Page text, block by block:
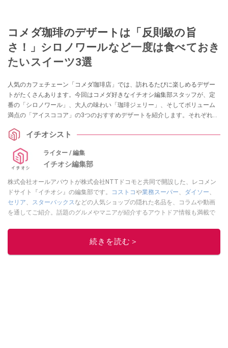
コメダ珈琲のデザートは「反則級の旨
さ！」シロノワールなど一度は食べておき
たいスイーツ3選
人気のカフェチェーン「コメダ珈琲店」では、訪れるたびに楽しめるデザー
トがたくさんあります。今回はコメダ好きなイチオシ編集部スタッフが、定
番の「シロノワール」、大人の味わい「珈琲ジェリー」、そしてボリューム
満点の「アイスココア」の3つのおすすめデザートを紹介します。それぞれの
と楽しみたい方はぜひ参考にしてみてくださいね。
イチオシスト
ライター / 編集
イチオシ編集部
株式会社オールアバウトが株式会社NTTドコモと共同で開設した、レコメン
ドサイト『イチオシ』の編集部です。
コストコや業務スーパー、 ダイソー、
セリア、 スターバックスなどの人気ショップの隠れた名品を、コラムや動画
を通してご紹介。話題のグルメやマニアが紹介するアウトドア情報も満載で
レビューしています。毎日トレンド情報をお届けしているので、ぜひ
してください！続きを読む＞